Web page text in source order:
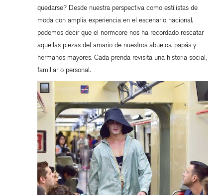
quedarse? Desde nuestra perspectiva como estilistas de
moda con amplia experiencia en el escenario nacional,
podemos decir que el normcore nos ha recordado rescatar
aquellas piezas del amario de nuestros abuelos, papás y
hermanos mayores. Cada prenda revisita una historia social,
familiar o personal.